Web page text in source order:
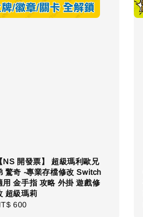
NS 開發票】 超級瑪利歐兄
驚奇 -專業存檔修改 Switch
用 金手指 攻略 外掛 遊戲修
超級瑪莉
600